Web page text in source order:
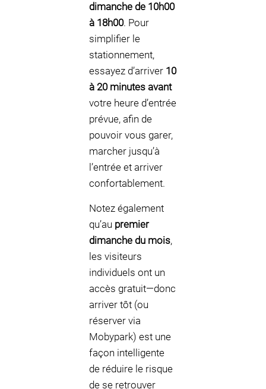
dimanche de 10h00
à 18h00. Pour
simplifier le
stationnement,
essayez d’arriver 10
à 20 minutes avant
votre heure d’entrée
prévue, afin de
pouvoir vous garer,
marcher jusqu’à
l’entrée et arriver
confortablement.
Notez également
qu’au premier
dimanche du mois,
les visiteurs
individuels ont un
accès gratuit—donc
arriver tôt (ou
réserver via
Mobypark) est une
façon intelligente
de réduire le risque
de se retrouver